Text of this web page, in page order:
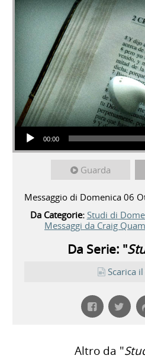
Audio Player
00:00
Guarda
Messaggio di Domenica 06
Da Categorie: Studi di
Messaggi da Craig Quam
Da Serie: "
Scarica
Altro da "